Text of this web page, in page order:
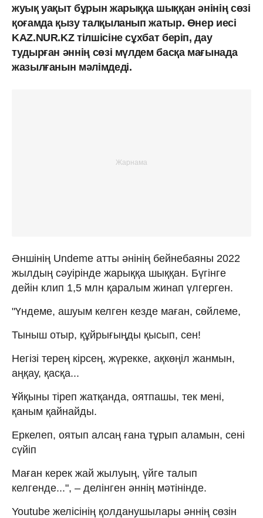
жуық уақыт бұрын жарыққа шыққан әнінің сөзі
қоғамда қызу талқыланып жатыр. Өнер иесі
KAZ.NUR.KZ тілшісіне сұхбат беріп, дау
тудырған әннің сөзі мүлдем басқа мағынада
жазылғанын мәлімдеді.
Әншінің Undeme атты әнінің бейнебаяны 2022
жылдың сәуірінде жарыққа шыққан. Бүгінге
дейін клип 1,5 млн қаралым жинап үлгерген.
"Үндеме, ашуым келген кезде маған, сөйлеме,
Тыныш отыр, құйрығыңды қысып, сен!
Негізі терең кірсең, жүрекке, ақкөңіл жанмын,
аңқау, қасқа...
Ұйқыны тіреп жатқанда, оятпашы, тек мені,
қаным қайнайды.
Еркелеп, оятып алсаң ғана тұрып аламын, сені
сүйіп
Маған керек жай жылуың, үйге талып
келгенде...", – делінген әннің мәтінінде.
Youtube желісінің қолданушылары әннің сөзін